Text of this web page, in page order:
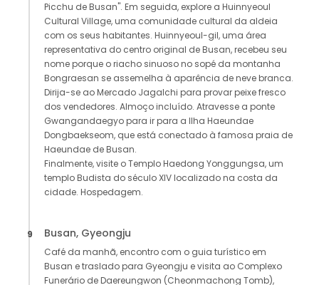
Picchu de Busan". Em seguida, explore a Huinnyeoul
Cultural Village, uma comunidade cultural da aldeia
com os seus habitantes. Huinnyeoul-gil, uma área
representativa do centro original de Busan, recebeu seu
nome porque o riacho sinuoso no sopé da montanha
Bongraesan se assemelha à aparência de neve branca.
Dirija-se ao Mercado Jagalchi para provar peixe fresco
dos vendedores. Almoço incluído. Atravesse a ponte
Gwangandaegyo para ir para a Ilha Haeundae
Dongbaekseom, que está conectado à famosa praia de
Haeundae de Busan.
Finalmente, visite o Templo Haedong Yonggungsa, um
templo Budista do século XIV localizado na costa da
cidade. Hospedagem.
9 Busan, Gyeongju
Café da manhã, encontro com o guia turístico em
Busan e traslado para Gyeongju e visita ao Complexo
Funerário de Daereungwon (Cheonmachong Tomb),